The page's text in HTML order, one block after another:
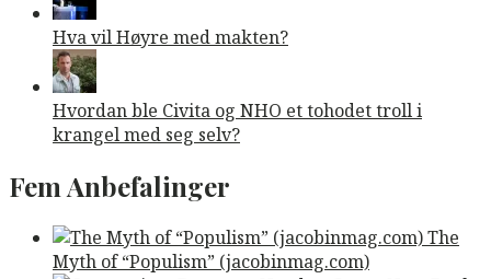
Hva vil Høyre med makten?
Hvordan ble Civita og NHO et tohodet troll i
krangel med seg selv?
Fem Anbefalinger
The
Myth of “Populism” (jacobinmag.com)